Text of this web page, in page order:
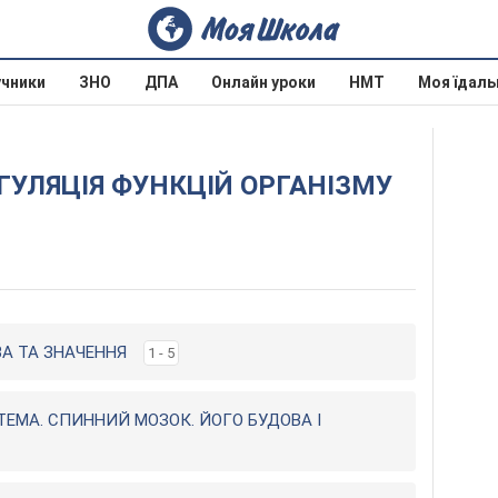
ЗНО ДПА Онлайн уроки НМТ Моя
ТА ЗНАЧЕННЯ 1 - 5
СПИННИЙ МОЗОК. ЙОГО БУДОВА І